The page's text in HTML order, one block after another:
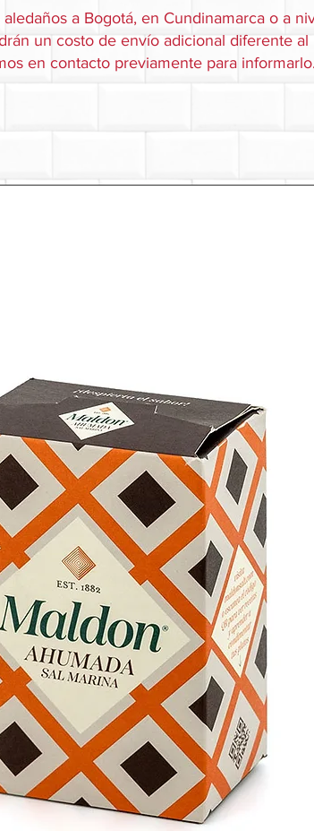
a Bogotá, en Cundinamarca o a
un costo de envío adicional diferente al
en contacto previamente para